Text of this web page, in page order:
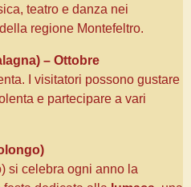
teatro e danza nei
regione Montefeltro.
– Ottobre
I visitatori possono gustare
e partecipare a vari
si celebra ogni anno la